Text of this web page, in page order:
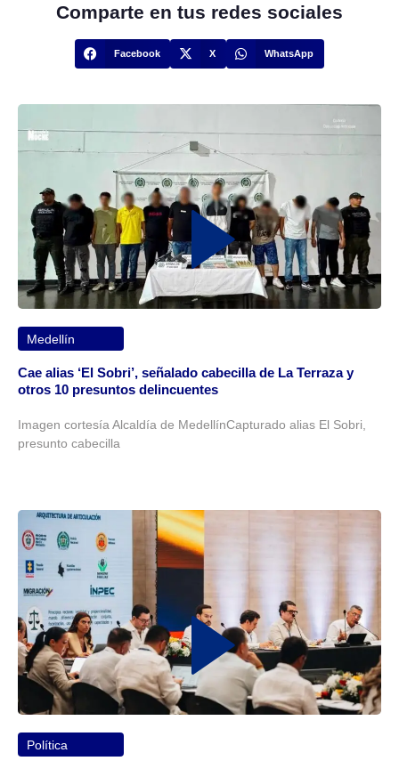
Comparte en tus redes sociales
Facebook X WhatsApp
Medellín
Cae alias ‘El Sobri’, señalado cabecilla de La Terraza y
otros 10 presuntos delincuentes
Imagen cortesía Alcaldía de MedellínCapturado alias El Sobri,
presunto cabecilla
Política